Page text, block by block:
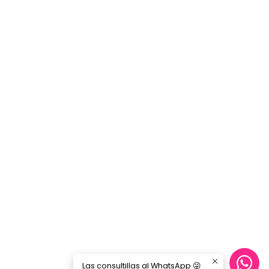
Las consultillas al WhatsApp 😜